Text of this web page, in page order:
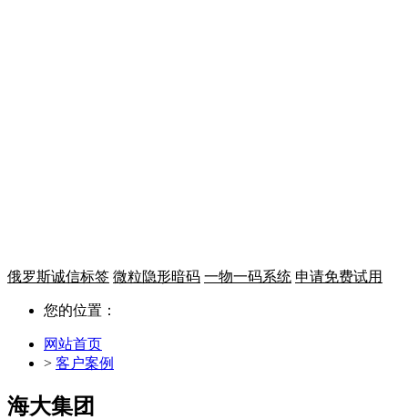
俄罗斯诚信标签 微粒隐形暗码 一物一码系统 申请免费试用
您的位置：
网站首页
> 客户案例
海大集团